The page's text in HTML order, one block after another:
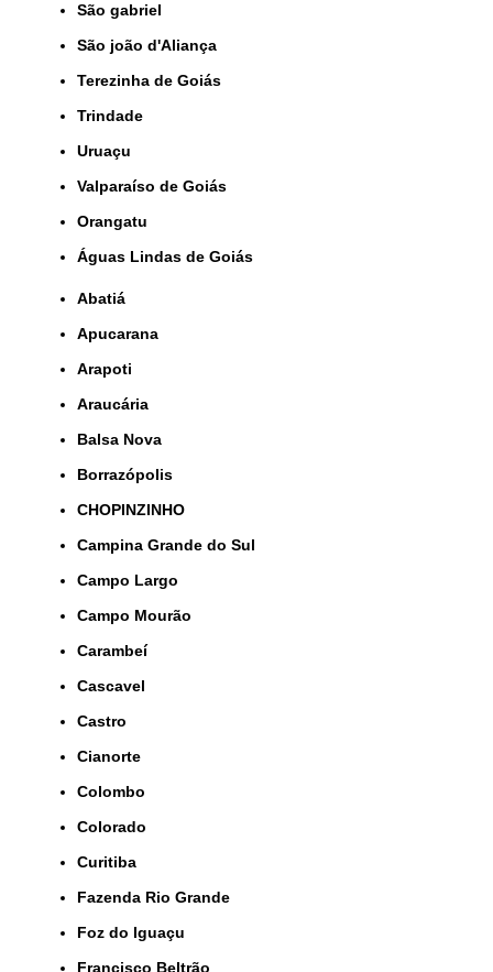
São gabriel
São joão d'Aliança
Terezinha de Goiás
Trindade
Uruaçu
Valparaíso de Goiás
orangatu
Águas Lindas de Goiás
Abatiá
Apucarana
Arapoti
Araucária
Balsa Nova
Borrazópolis
CHOPINZINHO
Campina Grande do Sul
Campo Largo
Campo Mourão
Carambeí
Cascavel
Castro
Cianorte
Colombo
Colorado
Curitiba
Fazenda Rio Grande
Foz do Iguaçu
Francisco Beltrão